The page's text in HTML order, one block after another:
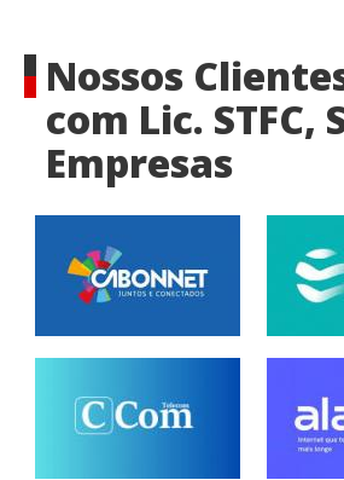
Nossos
com Lic. STFC,
Empresas